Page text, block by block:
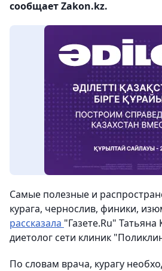
сообщает Zakon.kz.
Самые полезные и
курага, чернослив, финики,
рассказала "Газете.Ru"
диетолог сети клиник
По словам врача, курагу